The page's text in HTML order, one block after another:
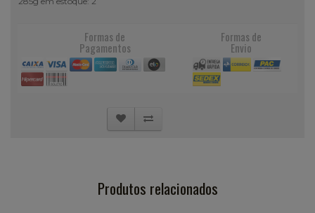
Formas de
Pagamentos
Formas de
Envio
Produtos relacionados